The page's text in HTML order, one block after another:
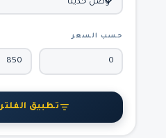
حسب السعر
تطبيق الفلتر